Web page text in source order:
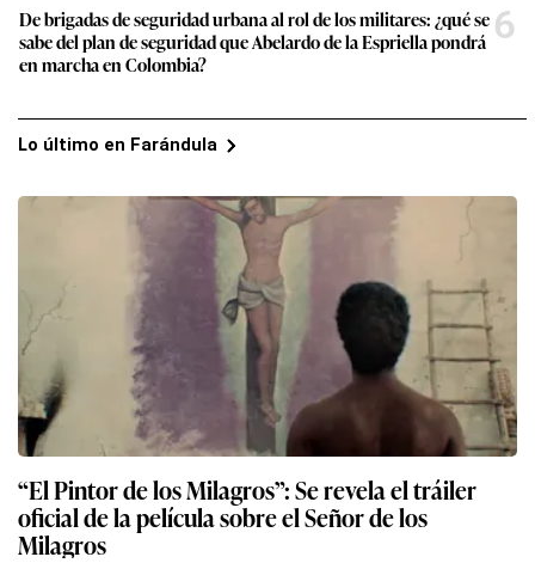
De brigadas de seguridad urbana al rol de los militares: ¿qué se
sabe del plan de seguridad que Abelardo de la Espriella pondrá
en marcha en Colombia?
6
Lo último en Farándula
“El Pintor de los Milagros”: Se revela el tráiler
oficial de la película sobre el Señor de los
Milagros